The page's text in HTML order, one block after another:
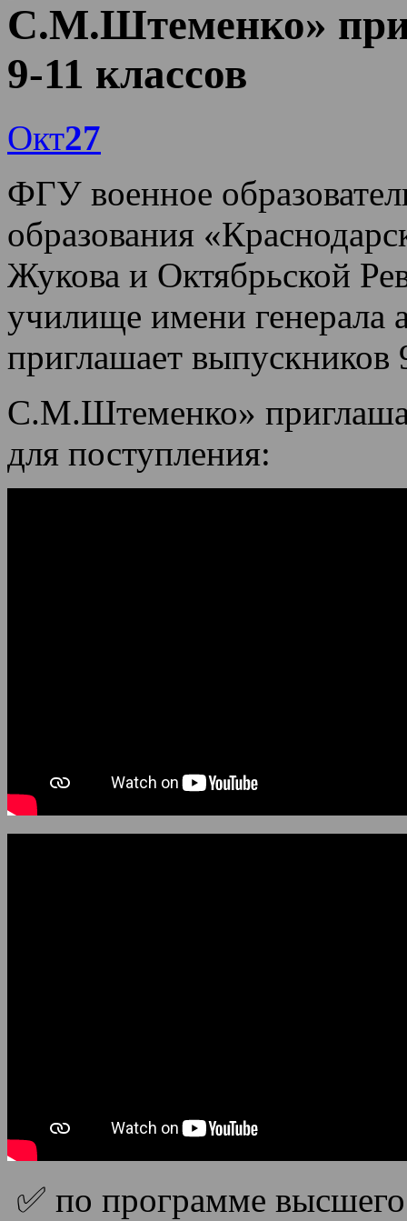
С.М.Штеменко»
9-11 классов
Окт27
ФГУ военное
образования
Жукова и Октябрьской
училище имени
приглашает выпускников
С.М.Штеменко»
для поступления:
✅ по программе